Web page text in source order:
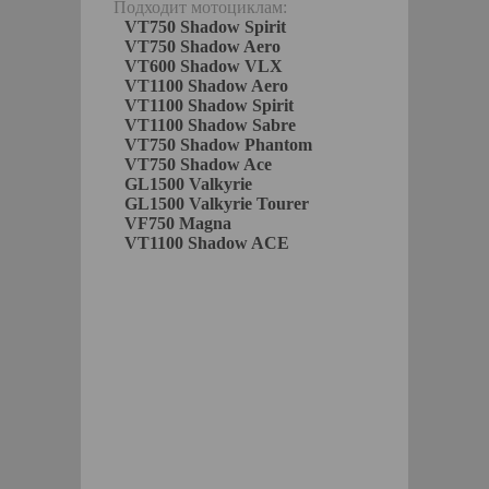
Подходит мотоциклам:
VT750 Shadow Spirit
VT750 Shadow Aero
VT600 Shadow VLX
VT1100 Shadow Aero
VT1100 Shadow Spirit
VT1100 Shadow Sabre
VT750 Shadow Phantom
VT750 Shadow Ace
GL1500 Valkyrie
GL1500 Valkyrie Tourer
VF750 Magna
VT1100 Shadow ACE